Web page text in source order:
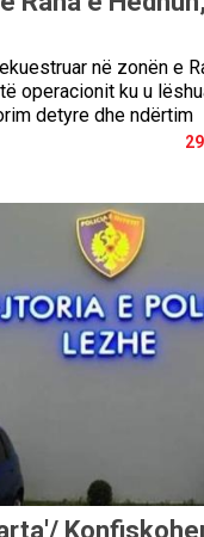
në zonën e
operacionit ku u
detyre dhe ndërtim